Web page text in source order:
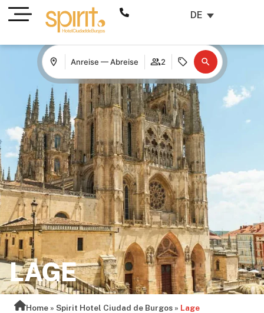
DE
Anreise — Abreise 2
LAGE
Home »Spirit Hotel Ciudad de Burgos » Lage